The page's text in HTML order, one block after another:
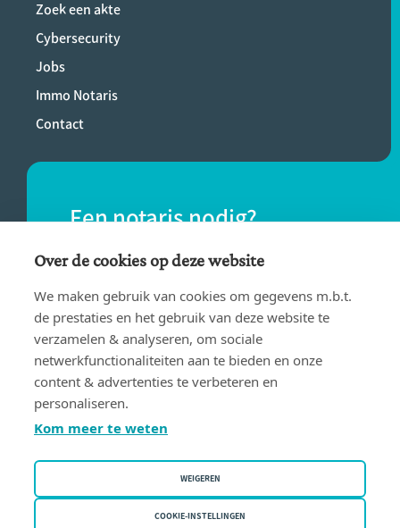
Zoek een akte
Cybersecurity
Jobs
Immo Notaris
Contact
Een notaris nodig?
Vind eenvoudig een notaris bij jou in de
buurt.
VIND EEN NOTARIS
Gebruiksvoorwaarden
Privacy policy
Over de cookies op deze website
We maken gebruik van cookies om gegevens m.b.t.
de prestaties en het gebruik van deze website te
verzamelen & analyseren, om sociale
netwerkfunctionaliteiten aan te bieden en onze
content & advertenties te verbeteren en
personaliseren.
Kom meer te weten
WEIGEREN
COOKIE-INSTELLINGEN